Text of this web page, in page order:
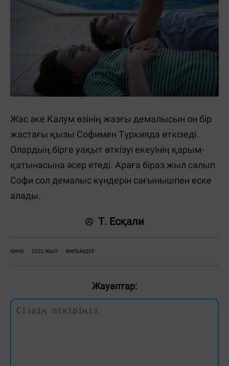
Жас әке Калум өзінің жазғы демалысын он бір
жастағы қызы Софимен Түркияда өткізеді.
Олардың бірге уақыт өткізуі екеуінің қарым-
қатынасына әсер етеді. Араға біраз жыл салып
Софи сол демалыс күндерін сағынышпен еске
алады.
Т. Есқали
КИНО 2022 ЖЫЛ ФИЛЬМДЕР
Жауаптар: